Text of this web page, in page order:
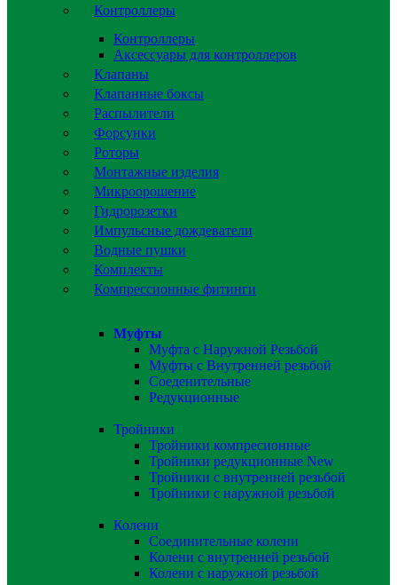
Контроллеры
Контроллеры
Аксессуары для контроллеров
Клапаны
Клапанные боксы
Распылители
Форсунки
Роторы
Монтажные изделия
Микроорошение
Гидророзетки
Импульсные дождеватели
Водные пушки
Комплекты
Компрессионные фитинги
Муфты
Муфта с Наружной Резьбой
Муфты с Внутренней резьбой
Соеденительные
Редукционные
Тройники
Тройники компресионные
Тройники редукционные New
Тройники с внутренней резьбой
Тройники с наружной резьбой
Колени
Соединительные колени
Колени с внутренней резьбой
Колени с наружной резьбой